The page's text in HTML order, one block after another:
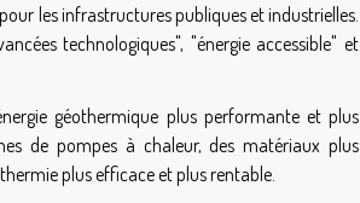
les infrastructures publiques et industrielles.
technologiques", "énergie accessible" et
géothermique plus performante et plus
de pompes à chaleur, des matériaux plus
plus efficace et plus rentable.